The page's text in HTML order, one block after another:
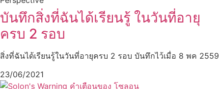
บันทึกสิ่งที่ฉันได้เรียนรู้ ในวันที่อายุ
ครบ 2 รอบ
สิ่งที่ฉันได้เรียนรู้ในวันที่อายุครบ 2 รอบ บันทึกไว้เมื่อ 8 พค 2559
23/06/2021